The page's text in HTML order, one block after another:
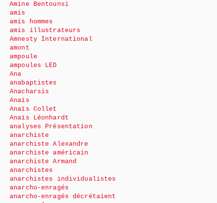
Amine Bentounsi
amis
amis hommes
amis illustrateurs
Amnesty International
amont
ampoule
ampoules LED
Ana
anabaptistes
Anacharsis
Anaïs
Anaïs Collet
Anaïs Léonhardt
analyses Présentation
anarchiste
anarchiste Alexandre
anarchiste américain
anarchiste Armand
anarchistes
anarchistes individualistes
anarcho-enragés
anarcho-enragés décrétaient